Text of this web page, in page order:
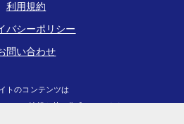
利用規約
バシーポリシー
問い合わせ
トのコンテンツは
イトの情報を基に作成しています